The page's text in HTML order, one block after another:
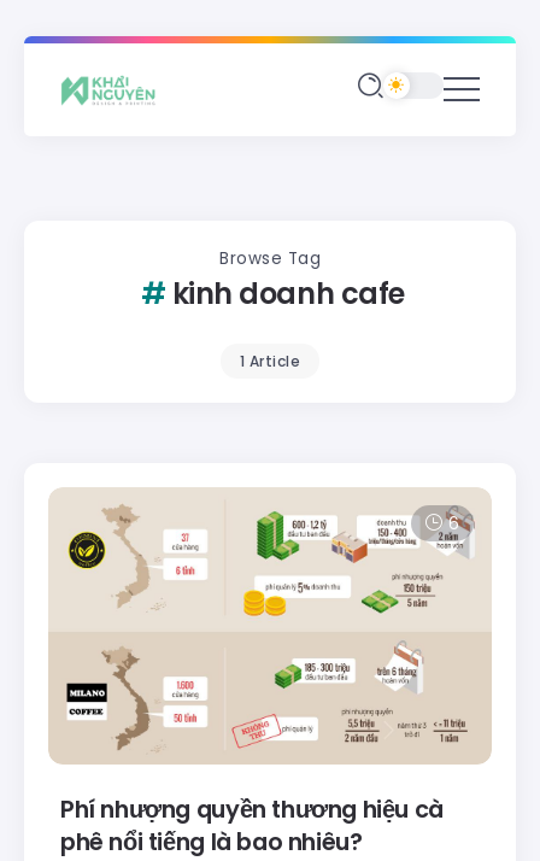
Browse Tag
kinh doanh cafe
1 Article
6
Phí nhượng quyền thương hiệu cà
phê nổi tiếng là bao nhiêu?